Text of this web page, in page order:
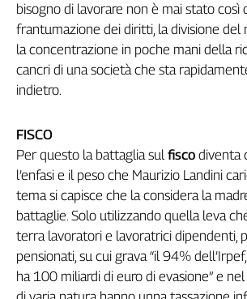
Territori
Abruzzo-
Molise
Alto
Campania
Emilia-
Venezia
Giulia
Lazio
bisogno di lavorare non è mai stato così
frantumazione dei diritti, la divisione del
la concentrazione in poche mani della
cancri di una società che sta
indietro.
FISCO
Per questo la battaglia sulfisco diventa
l’enfasi e il peso che Maurizio Landini
tema si capisce che la considera la
battaglie. Solo utilizzando quella leva
terra lavoratori e lavoratrici dipendenti,
pensionati, su cui grava “il 94%
ha 100 miliardi di euro di evasione” e